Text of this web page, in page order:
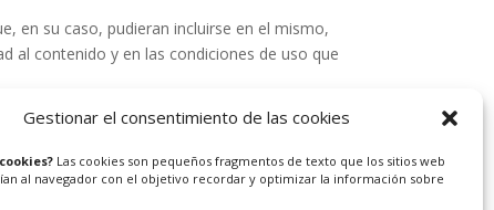
Gestionar el consentimiento de las cookies
Las cookies son pequeños fragmentos de texto que los sitios web
al navegador con el objetivo recordar y optimizar la información sobre
en su caso, pudieran incluirse en el mismo,
al contenido y en las condiciones de uso que